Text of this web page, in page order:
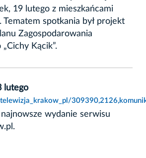
19 lutego z mieszkańcami
Tematem spotkania był projekt
Zagospodarowania
Kącik”.
lutego
wydanie serwisu